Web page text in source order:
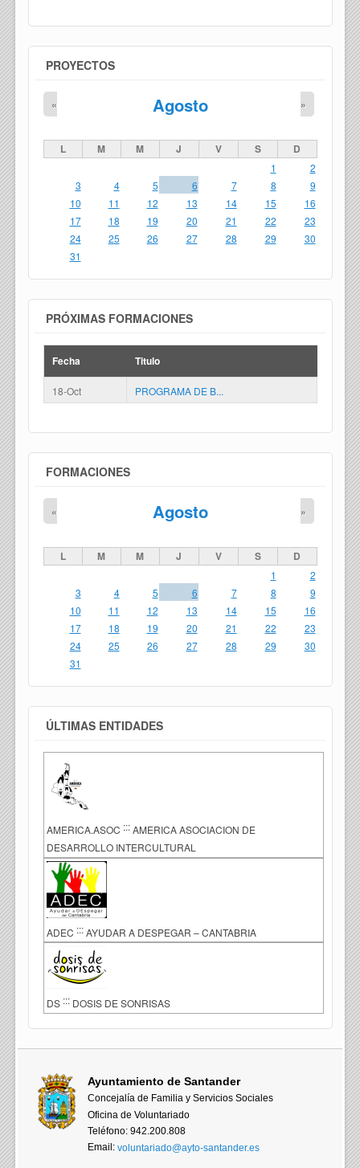
PROYECTOS
Agosto
« »
L M M J V S D
1
2
3
4 5 6 7 8
9
10
11 12 13 14 15
16
17
18 19 20 21 22
23
24
25 26 27 28 29
30
31
PRÓXIMAS FORMACIONES
Fecha Titulo
18-Oct PROGRAMA DE B...
FORMACIONES
Agosto
« »
L M M J V S D
1
2
3
4 5 6 7 8
9
10
11 12 13 14 15
16
17
18 19 20 21 22
23
24
25 26 27 28 29
30
31
ÚLTIMAS ENTIDADES
AMERICA.ASOC ::: AMERICA ASOCIACION DE
DESARROLLO INTERCULTURAL
ADEC ::: AYUDAR A DESPEGAR – CANTABRIA
DS ::: DOSIS DE SONRISAS
Ayuntamiento de Santander
Concejalía de Familia y Servicios Sociales
Oficina de Voluntariado
Teléfono: 942.200.808
Email:voluntariado@ayto-santander.es